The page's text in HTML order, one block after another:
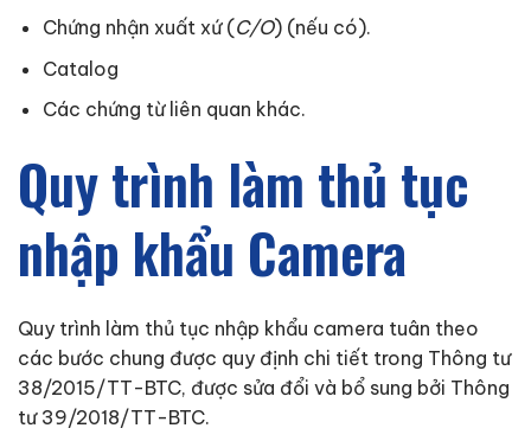
Chứng nhận xuất xứ (C/O) (nếu có).
Catalog
Các chứng từ liên quan khác.
Quy trình làm thủ tục
nhập khẩu Camera
Quy trình làm thủ tục nhập khẩu camera tuân theo
các bước chung được quy định chi tiết trong Thông tư
38/2015/TT-BTC, được sửa đổi và bổ sung bởi Thông
tư 39/2018/TT-BTC.